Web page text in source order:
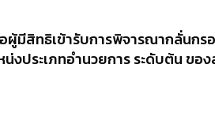
ผู้มีสิทธิเข้ารับการพิจารณากลั่นกร
ประเภทอำนวยการ ระดับต้น ขอ